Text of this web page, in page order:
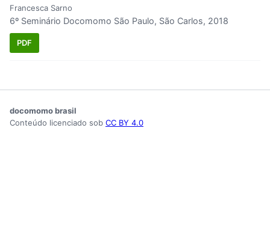
Francesca Sarno
6º Seminário Docomomo São Paulo, São Carlos, 2018
PDF
docomomo brasil
Conteúdo licenciado sob CC BY 4.0